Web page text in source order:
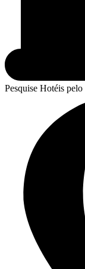
Pesquise Hotéis